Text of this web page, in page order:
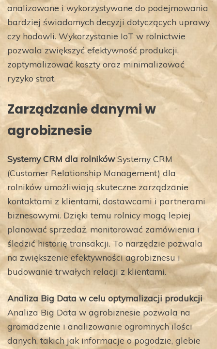
analizowane i wykorzystywane do podejmowania
bardziej świadomych decyzji dotyczących uprawy
czy hodowli. Wykorzystanie IoT w rolnictwie
pozwala zwiększyć efektywność produkcji,
zoptymalizować koszty oraz minimalizować
ryzyko strat.
Zarządzanie danymi w
agrobiznesie
Systemy CRM dla rolnikówSystemy CRM
(Customer Relationship Management) dla
rolników umożliwiają skuteczne zarządzanie
kontaktami z klientami, dostawcami i partnerami
biznesowymi. Dzięki temu rolnicy mogą lepiej
planować sprzedaż, monitorować zamówienia i
śledzić historię transakcji. To narzędzie pozwala
na zwiększenie efektywności agrobiznesu i
budowanie trwałych relacji z klientami.
Analiza Big Data w celu optymalizacji produkcji
Analiza Big Data w agrobiznesie pozwala na
gromadzenie i analizowanie ogromnych ilości
danych, takich jak informacje o pogodzie, glebie